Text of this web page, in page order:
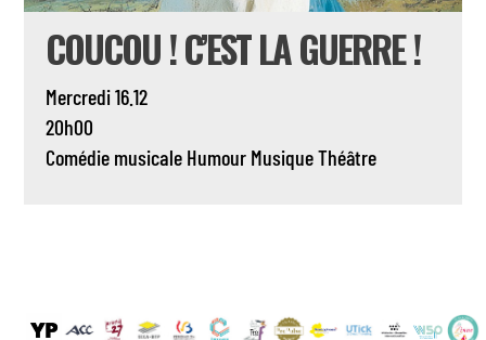
COUCOU ! C’EST LA GUERRE !
Mercredi 16.12
20h00
Comédie musicale Humour MusiqueThéâtre